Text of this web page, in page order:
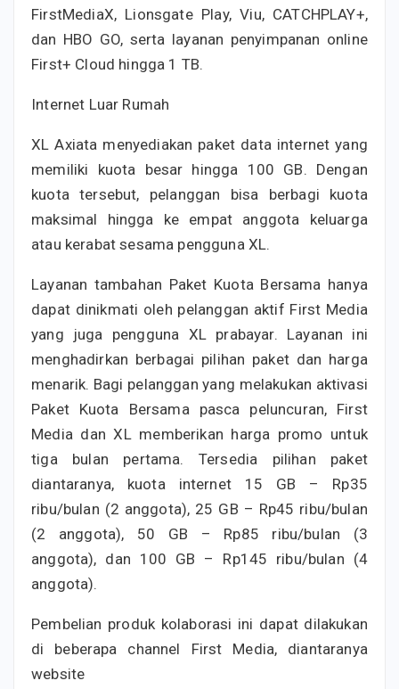
FirstMediaX, Lionsgate Play, Viu, CATCHPLAY+,
dan HBO GO, serta layanan penyimpanan online
First+ Cloud hingga 1 TB.
Internet Luar Rumah
XL Axiata menyediakan paket data internet yang
memiliki kuota besar hingga 100 GB. Dengan
kuota tersebut, pelanggan bisa berbagi kuota
maksimal hingga ke empat anggota keluarga
atau kerabat sesama pengguna XL.
Layanan tambahan Paket Kuota Bersama hanya
dapat dinikmati oleh pelanggan aktif First Media
yang juga pengguna XL prabayar. Layanan ini
menghadirkan berbagai pilihan paket dan harga
menarik. Bagi pelanggan yang melakukan aktivasi
Paket Kuota Bersama pasca peluncuran, First
Media dan XL memberikan harga promo untuk
tiga bulan pertama. Tersedia pilihan paket
diantaranya, kuota internet 15 GB – Rp35
ribu/bulan (2 anggota), 25 GB – Rp45 ribu/bulan
(2 anggota), 50 GB – Rp85 ribu/bulan (3
anggota), dan 100 GB – Rp145 ribu/bulan (4
anggota).
Pembelian produk kolaborasi ini dapat dilakukan
di beberapa channel First Media, diantaranya
website